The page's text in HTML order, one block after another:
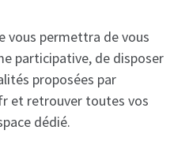
vous permettra de vous
participative, de disposer
proposées par
et retrouver toutes vos
dédié.